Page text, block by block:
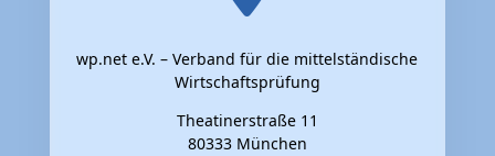
wp.net e.V. – Verband für die mittelständische
Wirtschaftsprüfung
Theatinerstraße 11
80333 München